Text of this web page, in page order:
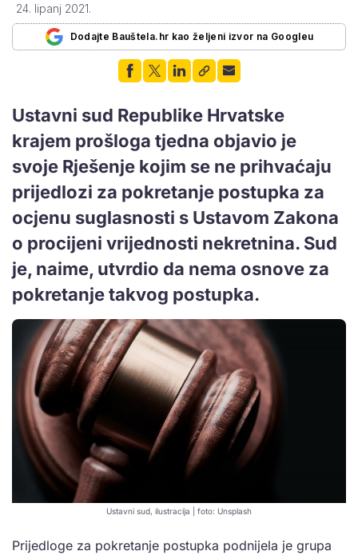
24. lipanj 2021.
Dodajte Bauštela.hr kao željeni izvor na Googleu
Ustavni sud Republike Hrvatske
krajem prošloga tjedna objavio je
svoje Rješenje kojim se ne prihvaćaju
prijedlozi za pokretanje postupka za
ocjenu suglasnosti s Ustavom Zakona
o procijeni vrijednosti nekretnina. Sud
je, naime, utvrdio da nema osnove za
pokretanje takvog postupka.
Ustavni sud, ilustracija | foto: Unsplash
Prijedloge za pokretanje postupka podnijela je grupa